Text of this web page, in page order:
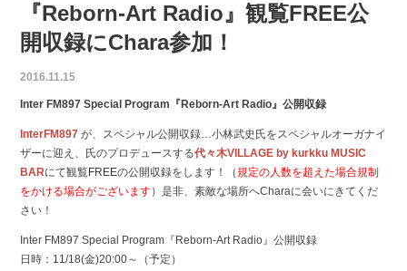
『Reborn-Art Radio』観覧FREE公
開収録にChara参加！
2016.11.15
Inter FM897 Special Program『Reborn-Art Radio』公開収録
InterFM897 が、スペシャル公開収録…小林武史氏をスペシャルオーガナイ
ザーに迎え、氏のプロデュースする代々木VILLAGE by kurkku MUSIC
BARにて観覧FREEの公開収録をします！（規定の人数を超えた場合規制
をかける場合がございます）是非、素敵な場所へCharaに会いにきてくだ
さい！
Inter FM897 Special Program『Reborn-Art Radio』公開収録
日時：11/18(金)20:00～（予定）